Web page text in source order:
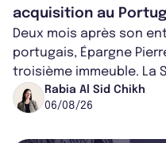
acquisition au
Deux mois après son
portugais, Épargne
troisième immeuble. La
dans le centre du pays,
Rabia Al Sid Chikh
06/08/26